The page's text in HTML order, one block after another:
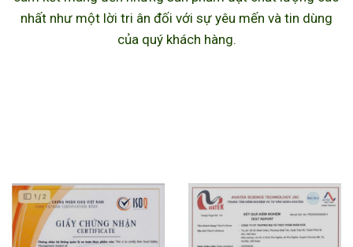
nhất như một lời tri ân đối với sự yêu mến và tin dùng
của quý khách hàng.